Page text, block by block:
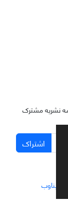
نشریه مشترک
اشتراک
سیناوب